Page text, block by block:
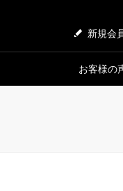
新規会
お客様の